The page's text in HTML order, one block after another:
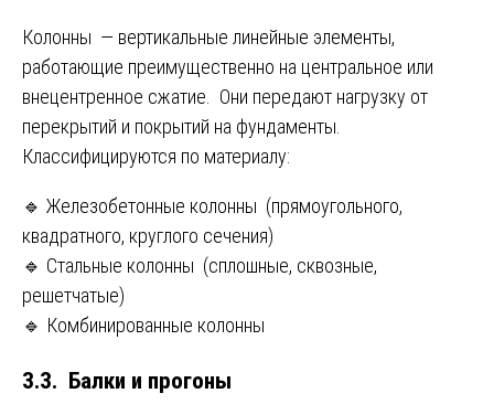
Колонны — вертикальные линейные элементы,
работающие преимущественно на центральное или
внецентренное сжатие. Они передают нагрузку от
перекрытий и покрытий на фундаменты.
Классифицируются по материалу:
🔹 Железобетонные колонны (прямоугольного,
квадратного, круглого сечения)
🔹 Стальные колонны (сплошные, сквозные,
решетчатые)
🔹 Комбинированные колонны
3.3. Балки и прогоны